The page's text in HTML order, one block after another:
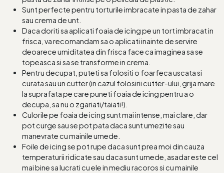
Sunt perfecte pentru torturile imbracate in pasta de zahar
sau crema de unt.
Daca doriti sa aplicati foaia de icing pe un tort imbracat in
frisca, va recomandam sa o aplicati inainte de servire
deoarece umiditatea din frisca face ca imaginea sa se
topeasca si sa se transforme in crema.
Pentru decupat, puteti sa folositi o foarfeca uscata si
curata sau un cutter (in cazul folosirii cutter-ului, grija mare
la suprafata pe care puneti foaia de icing pentru a o
decupa, sa nu o zgariati/taiati!).
Culorile pe foaia de icing sunt mai intense, mai clare, dar
pot curge sau se pot pata daca sunt umezite sau
manevrate cu mainile umede.
Foile de icing se pot rupe daca sunt prea moi din cauza
temperaturii ridicate sau daca sunt umede, asadar este cel
mai bine sa lucrati cu ele in mediu racoros si cu mainile